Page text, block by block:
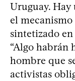
Uruguay.
el
sintetizado
“Algo habrán
hombre que
activistas